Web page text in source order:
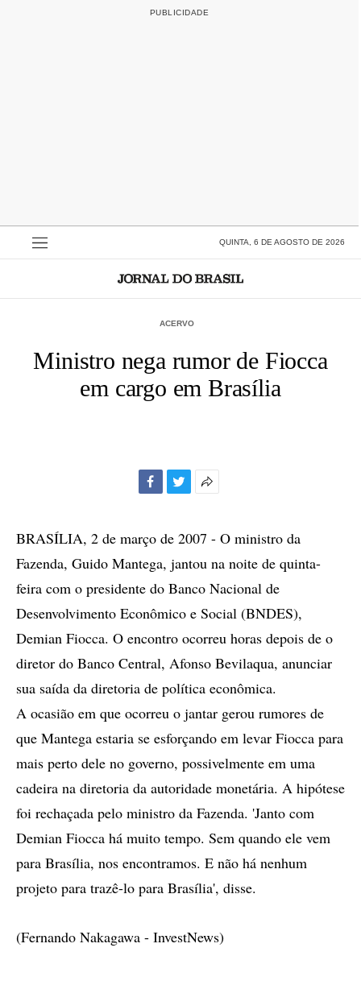
QUINTA, 6 DE AGOSTO DE 2026
ACERVO
Ministro nega rumor de Fiocca
em cargo em Brasília
compartilhamento
BRASÍLIA, 2 de março de 2007 - O ministro da
Fazenda, Guido Mantega, jantou na noite de quinta-
feira com o presidente do Banco Nacional de
Desenvolvimento Econômico e Social (BNDES),
Demian Fiocca. O encontro ocorreu horas depois de o
diretor do Banco Central, Afonso Bevilaqua, anunciar
sua saída da diretoria de política econômica.
A ocasião em que ocorreu o jantar gerou rumores de
que Mantega estaria se esforçando em levar Fiocca para
mais perto dele no governo, possivelmente em uma
cadeira na diretoria da autoridade monetária. A hipótese
foi rechaçada pelo ministro da Fazenda. 'Janto com
Demian Fiocca há muito tempo. Sem quando ele vem
para Brasília, nos encontramos. E não há nenhum
projeto para trazê-lo para Brasília', disse.
(Fernando Nakagawa - InvestNews)